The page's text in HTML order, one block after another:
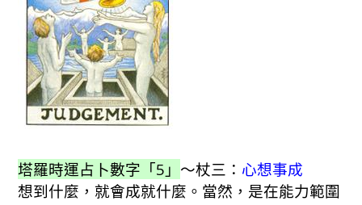
塔羅時運占卜數字「5」 ～杖三： 心想事成
想到什麼，就會成就什麼。當然，是在能力範圍